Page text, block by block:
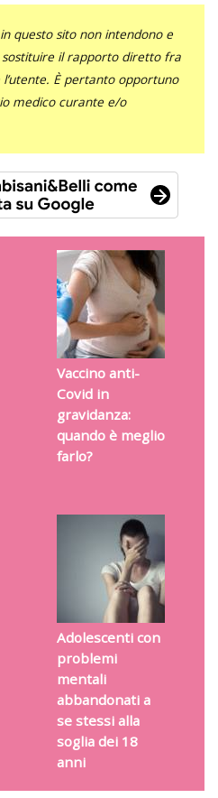
questo sito non intendono e
il rapporto diretto fra
È pertanto opportuno
medico curante e/o
Vaccino anti-
Covid in
gravidanza:
quando è meglio
farlo?
Adolescenti con
problemi
mentali
abbandonati a
se stessi alla
soglia dei 18
anni